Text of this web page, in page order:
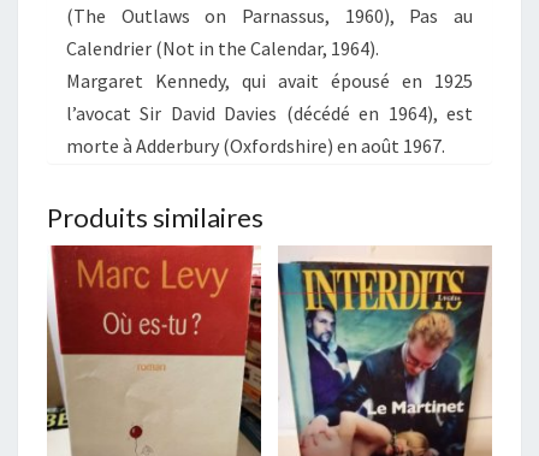
(The Outlaws on Parnassus, 1960), Pas au
Calendrier (Not in the Calendar, 1964).
Margaret Kennedy, qui avait épousé en 1925
l’avocat Sir David Davies (décédé en 1964), est
morte à Adderbury (Oxfordshire) en août 1967.
Produits similaires